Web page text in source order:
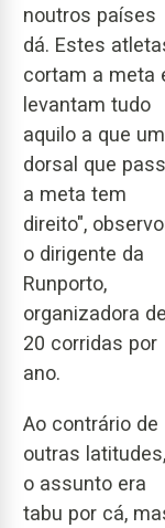
noutros países
dá. Estes
cortam a meta
levantam tudo
aquilo a que um
dorsal que
a meta tem
direito",
o dirigente da
Runporto,
organizadora de
20 corridas por
ano.
Ao contrário de
outras latitudes,
o assunto era
tabu por cá,